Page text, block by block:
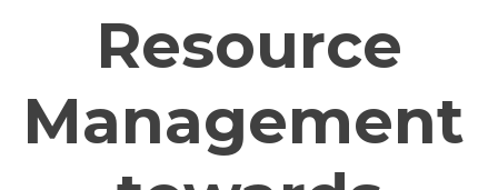
Resource
Management